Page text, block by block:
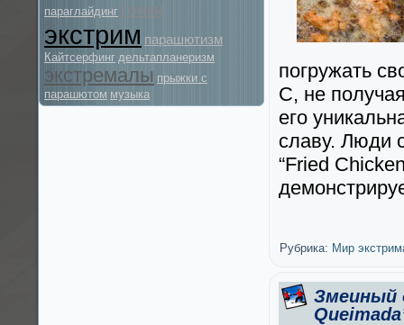
параглайдинг
экстрим парашютизм
Кайтсерфинг дельтапланеризм
экстремалы прыжки с
парашютом музыка
погружать
С, не
его
славу. Люди
“Fried
Рубрика: Мир
Змеиный